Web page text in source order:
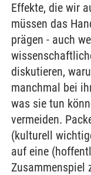
Effekte, die wir
müssen das
prägen - auch
diskutieren,
manchmal bei
was sie tun
vermeiden.
(kulturell
auf eine
Zusammenspiel